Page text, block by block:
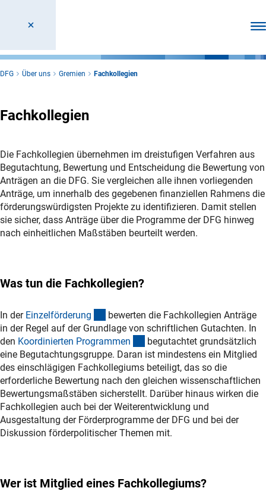
DFG Über uns Gremien Fachkollegien
Fachkollegien
Die Fachkollegien übernehmen im dreistufigen Verfahren aus
Begutachtung, Bewertung und Entscheidung die Bewertung von
Anträgen an die DFG. Sie vergleichen alle ihnen vorliegenden
Anträge, um innerhalb des gegebenen finanziellen Rahmens die
förderungswürdigsten Projekte zu identifizieren. Damit stellen
sie sicher, dass Anträge über die Programme der DFG hinweg
nach einheitlichen Maßstäben beurteilt werden.
Was tun die Fachkollegien?
In der Einzelförderung (interner Link)
bewerten die Fachkollegien Anträge
in der Regel auf der Grundlage von schriftlichen Gutachten. In
den Koordinierten Programmen (interner Link)
begutachtet grundsätzlich
eine Begutachtungsgruppe. Daran ist mindestens ein Mitglied
des einschlägigen Fachkollegiums beteiligt, das so die
erforderliche Bewertung nach den gleichen wissenschaftlichen
Bewertungsmaßstäben sicherstellt. Darüber hinaus wirken die
Fachkollegien auch bei der Weiterentwicklung und
Ausgestaltung der Förderprogramme der DFG und bei der
Diskussion förderpolitischer Themen mit.
Wer ist Mitglied eines Fachkollegiums?